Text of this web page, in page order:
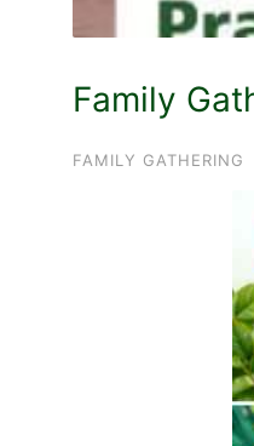
Family
FAMILY GATHERING